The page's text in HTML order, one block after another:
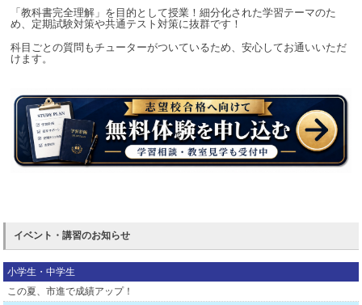
「教科書完全理解」を目的として授業！細分化された学習テーマのた
め、定期試験対策や共通テスト対策に抜群です！
科目ごとの質問もチューターがついているため、安心してお通いいただ
けます。
イベント・講習のお知らせ
小学生・中学生
この夏、市進で成績アップ！